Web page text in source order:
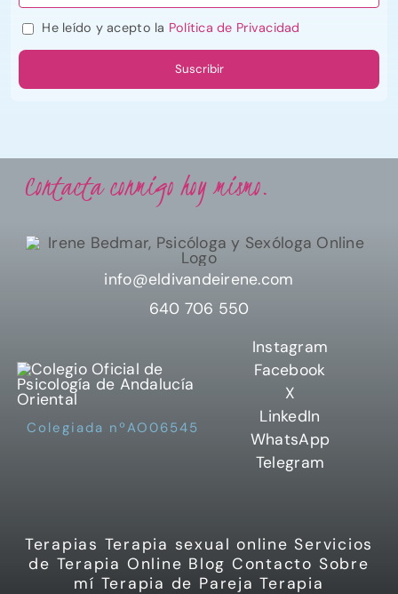
He leído y acepto la Política de Privacidad
Contacta conmigo hoy mismo.
info@eldivandeirene.com
640 706 550
Colegiada nºAO06545
Instagram
Facebook
X
LinkedIn
WhatsApp
Telegram
Terapias Terapia sexual online Servicios
de Terapia Online Blog Contacto Sobre
mí Terapia de Pareja Terapia